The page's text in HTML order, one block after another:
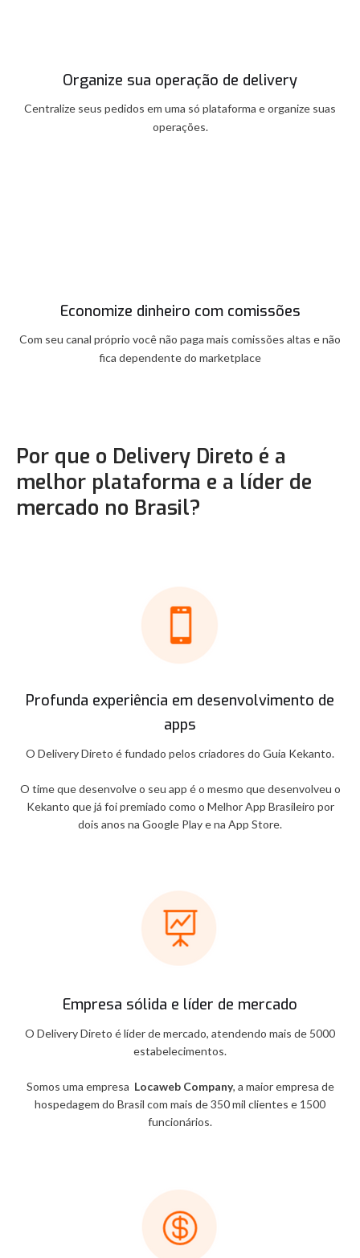
Organize sua operação de delivery
Centralize seus pedidos em uma só plataforma e organize suas
operações.
Economize dinheiro com comissões
Com seu canal próprio você não paga mais comissões altas e não
fica dependente do marketplace
Por que o Delivery Direto é a
melhor plataforma e a líder de
mercado no Brasil?
Profunda experiência em desenvolvimento de
apps
O Delivery Direto é fundado pelos criadores do Guia Kekanto.
O time que desenvolve o seu app é o mesmo que desenvolveu o
Kekanto que já foi premiado como o Melhor App Brasileiro por
dois anos na Google Play e na App Store.
Empresa sólida e líder de mercado
O Delivery Direto é líder de mercado, atendendo mais de 5000
estabelecimentos.
Somos uma empresa Locaweb Company, a maior empresa de
hospedagem do Brasil com mais de 350 mil clientes e 1500
funcionários.